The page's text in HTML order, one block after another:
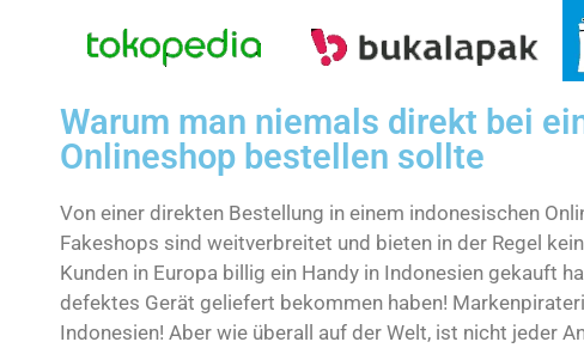
Warum man niemals direkt bei
Onlineshop bestellen sollte
Von einer direkten Bestellung in einem indonesischen
Fakeshops sind weitverbreitet und bieten in der Regel
Kunden in Europa billig ein Handy in Indonesien gekauft
defektes Gerät geliefert bekommen haben!
Indonesien! Aber wie überall auf der Welt, ist nicht jeder